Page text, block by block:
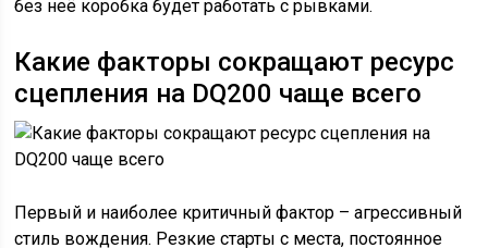
без неё коробка будет работать с рывками.
Какие факторы сокращают ресурс
сцепления на DQ200 чаще всего
Первый и наиболее критичный фактор – агрессивный
стиль вождения. Резкие старты с места, постоянное